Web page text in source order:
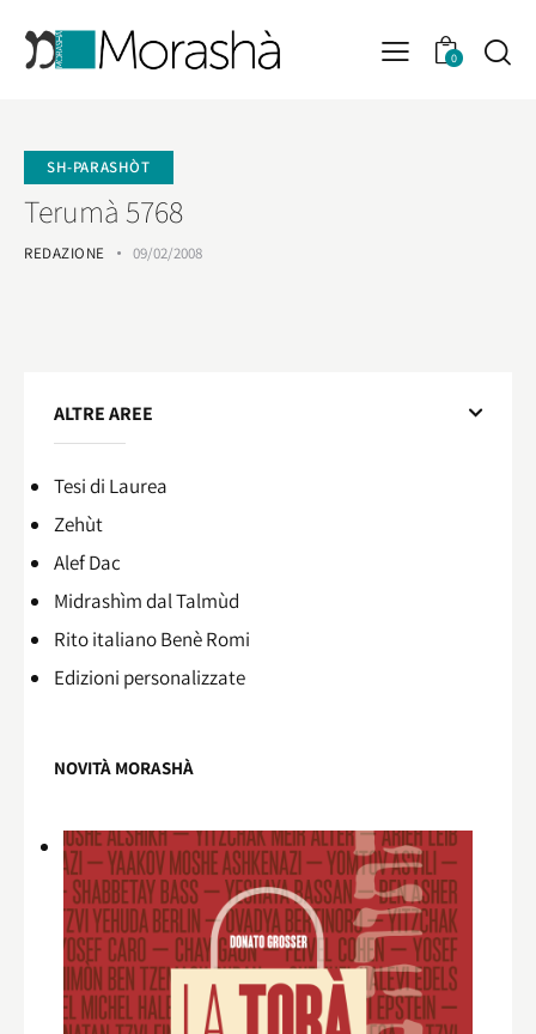
0
SH-PARASHÒT
Terumà 5768
REDAZIONE 09/02/2008
ALTRE AREE
Tesi di Laurea
Zehùt
Alef Dac
Midrashìm dal Talmùd
Rito italiano Benè Romi​
Edizioni personalizzate
NOVITÀ MORASHÀ